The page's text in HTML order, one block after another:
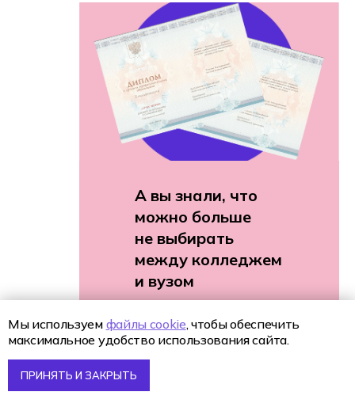
А вы знали, что
можно больше
не выбирать
между колледжем
и вузом
и получить два
диплома
одновременно?
Узнайте больше о
программе
Мы используем файлы cookie, чтобы обеспечить
максимальное удобство использования сайта.
ПРИНЯТЬ И ЗАКРЫТЬ